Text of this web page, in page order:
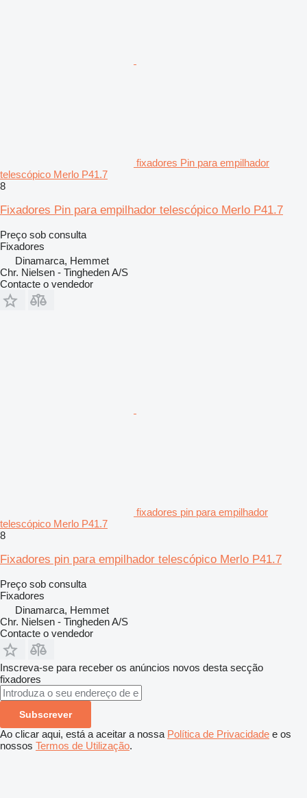
fixadores Pin para empilhador
telescópico Merlo P41.7
8
Fixadores Pin para empilhador telescópico Merlo P41.7
Preço sob consulta
Fixadores
Dinamarca, Hemmet
Chr. Nielsen - Tingheden A/S
Contacte o vendedor
fixadores pin para empilhador
telescópico Merlo P41.7
8
Fixadores pin para empilhador telescópico Merlo P41.7
Preço sob consulta
Fixadores
Dinamarca, Hemmet
Chr. Nielsen - Tingheden A/S
Contacte o vendedor
Inscreva-se para receber os anúncios novos desta secção
fixadores
Subscrever
Ao clicar aqui, está a aceitar a nossa Política de Privacidade e os
nossos Termos de Utilização.